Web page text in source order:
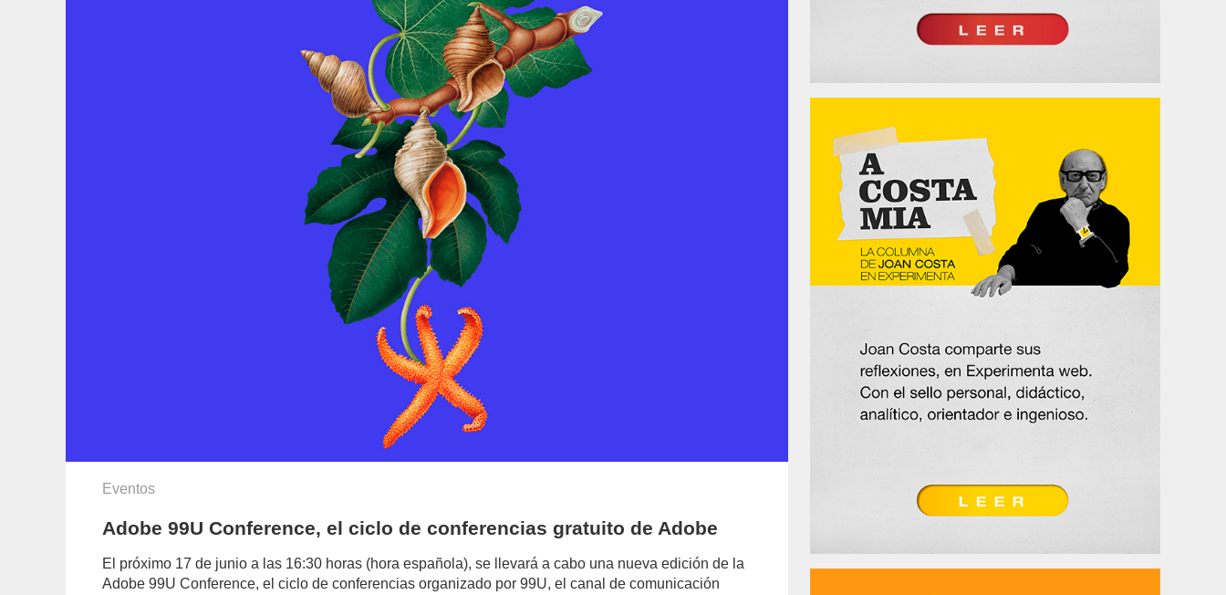
Eventos
Adobe 99U Conference, el ciclo de conferencias gratuito de Adobe
El próximo 17 de junio a las 16:30 horas (hora española), se llevará a cabo una nueva edición de la
Adobe 99U Conference, el ciclo de conferencias organizado por 99U, el canal de comunicación